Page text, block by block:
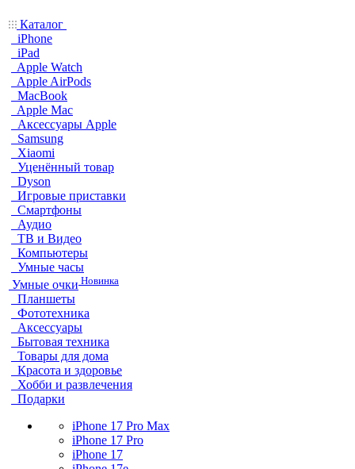
Каталог
iPhone
iPad
Apple Watch
Apple AirPods
MacBook
Apple Mac
Аксессуары Apple
Samsung
Xiaomi
Уценённый товар
Dyson
Игровые приставки
Смартфоны
Аудио
ТВ и Видео
Компьютеры
Умные часы
Умные очки Новинка
Планшеты
Фототехника
Аксессуары
Бытовая техника
Товары для дома
Красота и здоровье
Хобби и развлечения
Подарки
iPhone 17 Pro Max
iPhone 17 Pro
iPhone 17